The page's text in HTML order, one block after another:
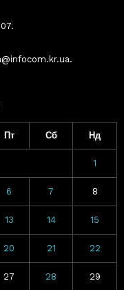
Пт Сб Нд
1
6 7 8
13 14 15
20 21 22
27 28 29